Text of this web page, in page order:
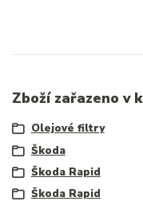
Zboží zařazeno v
Olejové filtry
Škoda
Škoda Rapid
Škoda Rapid